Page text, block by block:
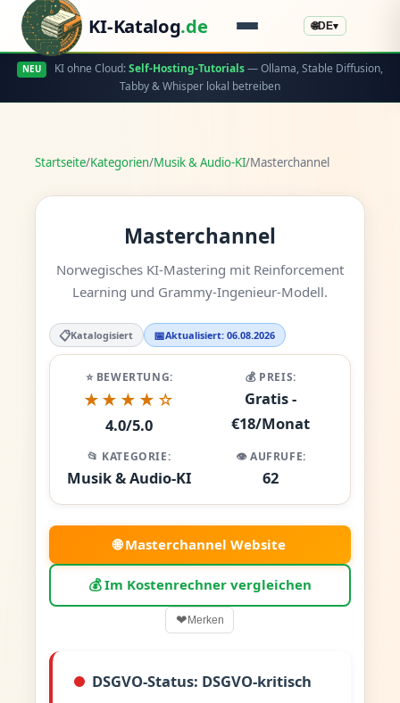
KI-Katalog.de 🌐DE▾
NEU KI ohne Cloud:Self-Hosting-Tutorials— Ollama, Stable Diffusion,
Tabby & Whisper lokal betreiben
Startseite/Kategorien/Musik & Audio-KI/Masterchannel
Masterchannel
Norwegisches KI-Mastering mit Reinforcement
Learning und Grammy-Ingenieur-Modell.
📋Katalogisiert 📅Aktualisiert: 06.08.2026
⭐ BEWERTUNG:
★★★★☆
4.0/5.0
💰 PREIS:
Gratis -
€18/Monat
📂 KATEGORIE:
Musik & Audio-KI
👁️ AUFRUFE:
62
🌐 Masterchannel Website
💰 Im Kostenrechner vergleichen
❤Merken
DSGVO-Status: DSGVO-kritisch